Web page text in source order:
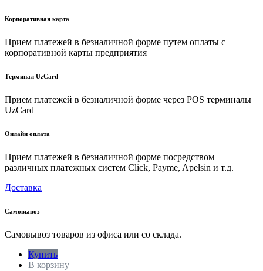
Корпоративная карта
Прием платежей в безналичной форме путем оплаты с
корпоративной карты предприятия
Терминал UzCard
Прием платежей в безналичной форме через POS терминалы
UzCard
Онлайн оплата
Прием платежей в безналичной форме посредством
различных платежных систем Click, Payme, Apelsin и т.д.
Доставка
Самовывоз
Самовывоз товаров из офиса или со склада.
Купить
В корзину